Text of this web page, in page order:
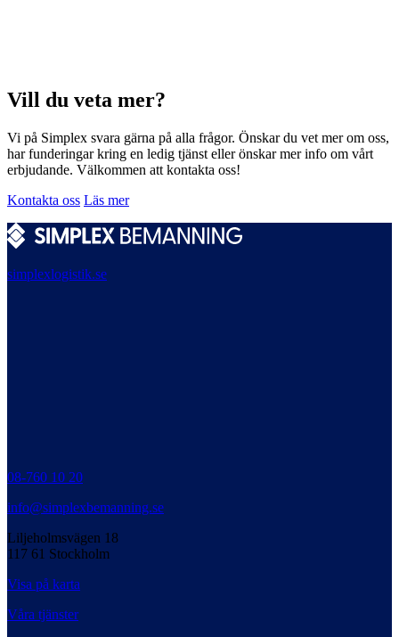
Vill du veta mer?
Vi på Simplex svara gärna på alla frågor. Önskar du vet mer om oss,
har funderingar kring en ledig tjänst eller önskar mer info om vårt
erbjudande. Välkommen att kontakta oss!
Kontakta oss Läs mer
simplexlogistik.se
08-760 10 20
info@simplexbemanning.se
Liljeholmsvägen 18
117 61 Stockholm
Visa på karta
Våra tjänster